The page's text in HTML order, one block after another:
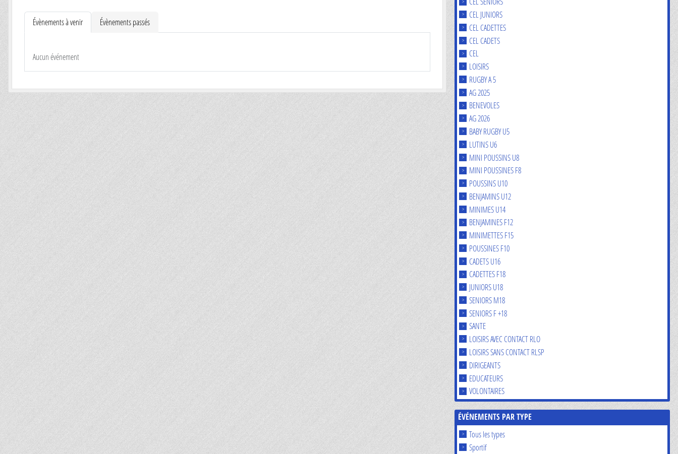
Évènements à venir Évènements passés
Aucun événement
CEL JUNIORS
CEL CADETTES
CEL CADETS
CEL
LOISIRS
RUGBY A 5
AG 2025
BENEVOLES
AG 2026
BABY RUGBY U5
LUTINS U6
MINI POUSSINS U8
MINI POUSSINES F8
POUSSINS U10
BENJAMINS U12
MINIMES U14
BENJAMINES F12
MINIMETTES F15
POUSSINES F10
CADETS U16
CADETTES F18
JUNIORS U18
SENIORS M18
SENIORS F +18
SANTE
LOISIRS AVEC CONTACT RLO
LOISIRS SANS CONTACT RLSP
DIRIGEANTS
EDUCATEURS
VOLONTAIRES
ÉVÉNEMENTS PAR TYPE
Tous les types
Sportif